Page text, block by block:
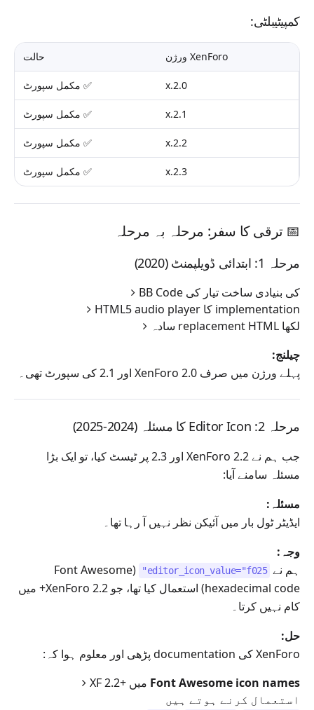
کمپیٹیبلٹی:
XenForo ورژن حالت
2.0.x ✅ مکمل سپورٹ
2.1.x ✅ مکمل سپورٹ
2.2.x ✅ مکمل سپورٹ
2.3.x ✅ مکمل سپورٹ
📅 ترقی کا سفر: مرحلہ بہ مرحلہ
مرحلہ 1: ابتدائی ڈویلپمنٹ (2020)
BB Code کی بنیادی ساخت تیار کی
HTML5 audio player کا implementation
سادہ replacement HTML لکھا
چیلنج:
پہلے ورژن میں صرف XenForo 2.0 اور 2.1 کی سپورٹ تھی۔
مرحلہ 2: Editor Icon کا مسئلہ (2024-2025)
جب ہم نے XenForo 2.2 اور 2.3 پر ٹیسٹ کیا، تو ایک بڑا
مسئلہ سامنے آیا:
مسئلہ:
ایڈیٹر ٹول بار میں آئیکن نظر نہیں آ رہا تھا۔
وجہ:
ہم نے editor_icon_value="f025"
(Font Awesome
hexadecimal code) استعمال کیا تھا، جو XenForo 2.2+ میں
کام نہیں کرتا۔
حل:
XenForo کی documentation پڑھی اور معلوم ہوا کہ:
Font Awesome icon names
استعمال کرنے ہوتے ہیں